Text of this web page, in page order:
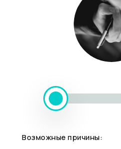
Возможные причины: